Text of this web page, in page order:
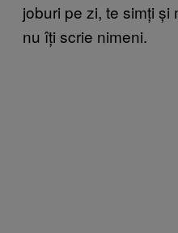
joburi pe zi, te simți
nu îți scrie nimeni.